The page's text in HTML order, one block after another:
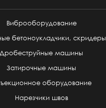
Виброоборудование
бетоноукладчики, скридеры
Дробеструйные машины
Затирочные машины
оборудование
Нарезчики швов